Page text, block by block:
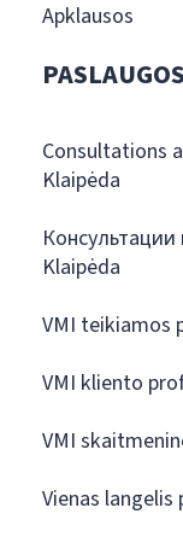
Apklausos
PASLAUGOS
Consultations
Klaipėda
Klaipėda
VMI teikiamos
VMI kliento
VMI
Vienas